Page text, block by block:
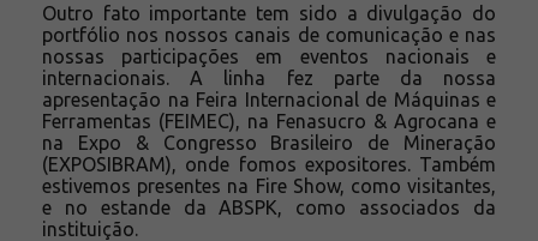
Outro fato importante tem sido a divulgação do
portfólio nos nossos canais de comunicação e nas
nossas participações em eventos nacionais e
internacionais. A linha fez parte da nossa
apresentação na Feira Internacional de Máquinas e
Ferramentas (FEIMEC), na Fenasucro & Agrocana e
na Expo & Congresso Brasileiro de Mineração
(EXPOSIBRAM), onde fomos expositores. Também
estivemos presentes na Fire Show, como visitantes,
e no estande da ABSPK, como associados da
instituição.